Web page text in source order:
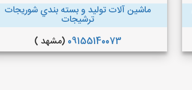
ماشین آلات توليد و بسته بندي شوريجات
ترشيجات
09155140073 (مشهد )